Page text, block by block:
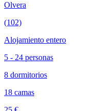
Olvera
(102)
Alojamiento entero
5 - 24 personas
8 dormitorios
18 camas